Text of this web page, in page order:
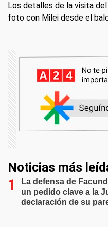
Los detalles de la visita
foto con Milei desde el
Noticias más
La defensa de
un pedido clave a la
declaración de su